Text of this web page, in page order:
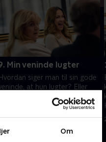
Om
Min veninde lugter
Hvordan siger man til sin gode
at hun lugter? Eller
skal man overhovedet sige
noget? Panelet diskuterer også
oktober 2025 • 29 min